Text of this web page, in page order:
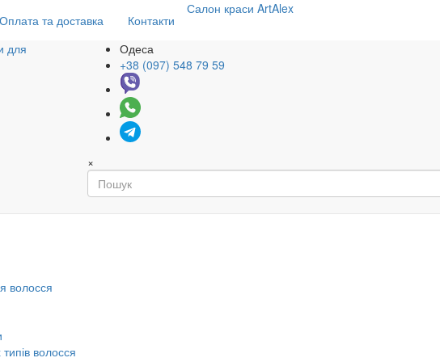
Оплата та доставка Контакти
Салон краси ArtAlex
Одеса
+38 (097) 548 79 59
×
волосся
волосся